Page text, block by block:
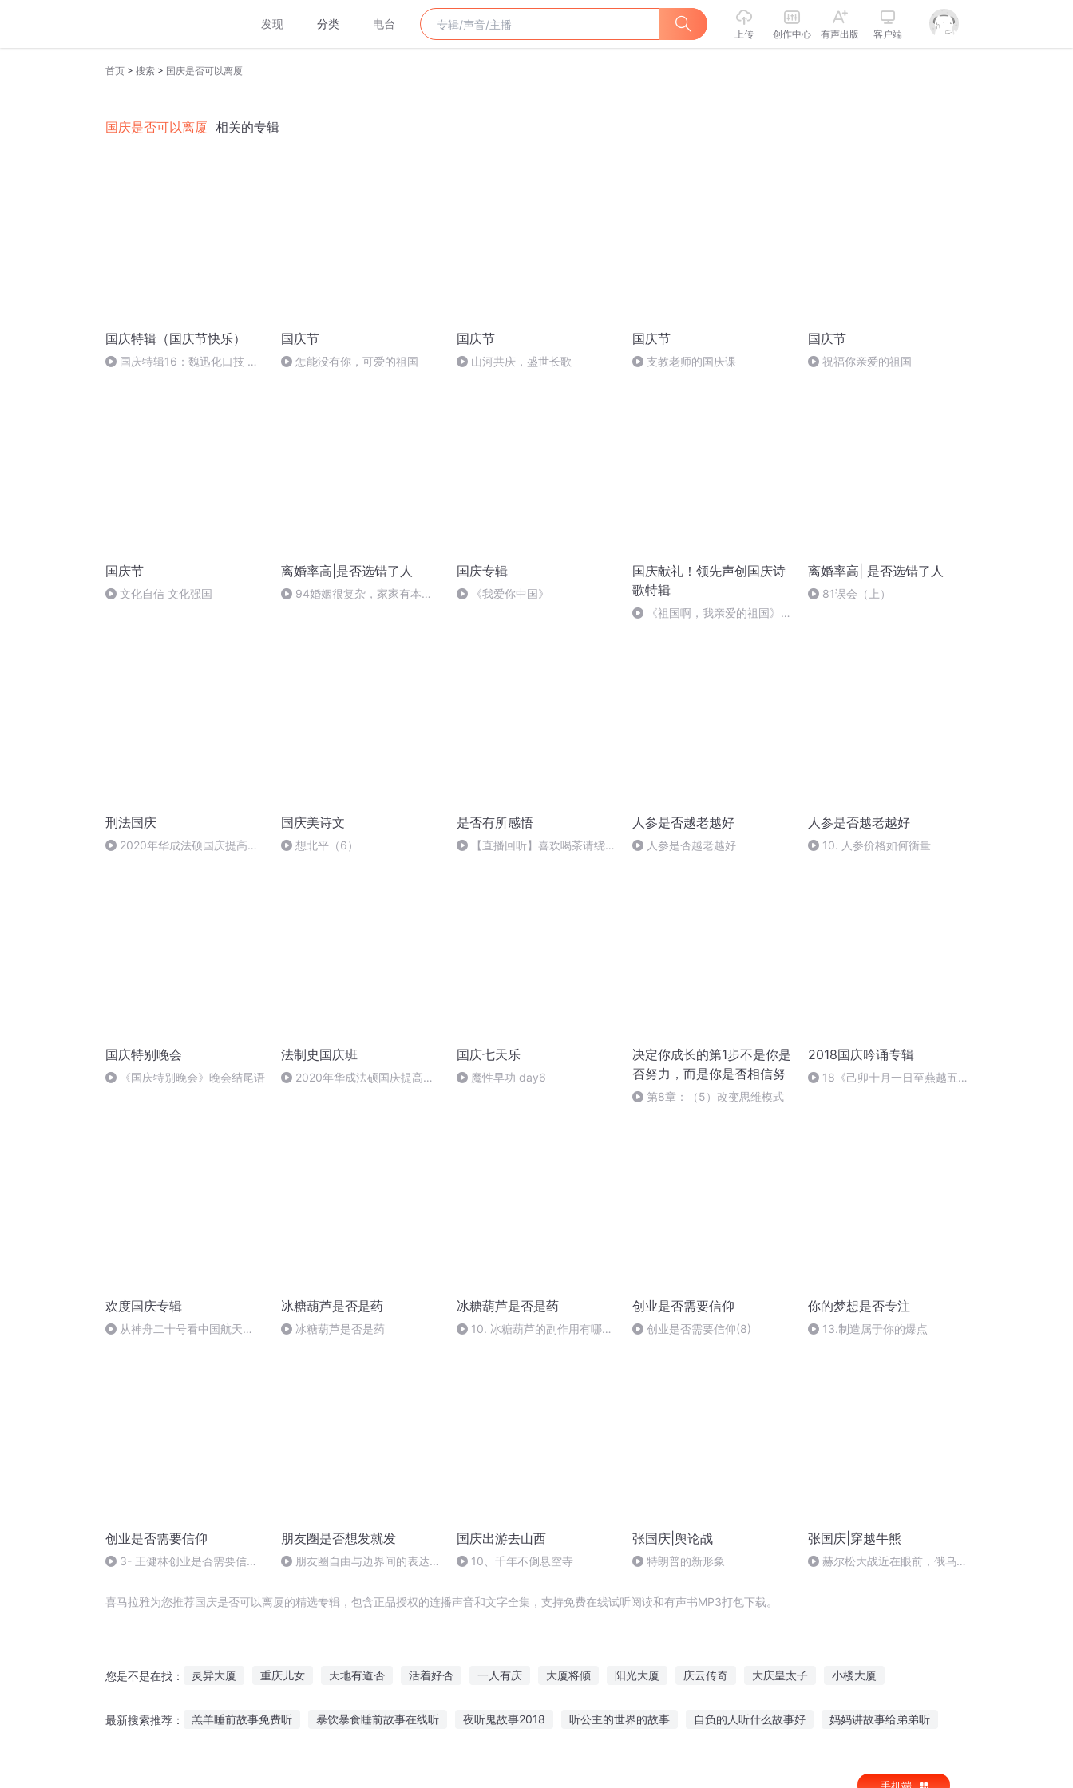
发现 分类 电台
上传 创作中心 有声出版 客户端
首页 > 搜索 > 国庆是否可以离厦
国庆是否可以离厦 相关的专辑
国庆特辑（国庆节快乐）
国庆特辑16：魏迅化口技 二
国庆节
怎能没有你，可爱的祖国
国庆节
山河共庆，盛世长歌
国庆节
支教老师的国庆课
国庆节
祝福你亲爱的祖国
国庆节
文化自信 文化强国
离婚率高|是否选错了人
94婚姻很复杂，家家有本难
国庆专辑
《我爱你中国》
国庆献礼！领先声创国庆诗
歌特辑
《祖国啊，我亲爱的祖国》温
离婚率高| 是否选错了人
81误会（上）
刑法国庆
2020年华成法硕国庆提高班
国庆美诗文
想北平（6）
是否有所感悟
【直播回听】喜欢喝茶请绕道
人参是否越老越好
人参是否越老越好
人参是否越老越好
10. 人参价格如何衡量
国庆特别晚会
《国庆特别晚会》晚会结尾语
法制史国庆班
2020年华成法硕国庆提高班
国庆七天乐
魔性早功 day6
决定你成长的第1步不是你是
否努力，而是你是否相信努
第8章：（5）改变思维模式
2018国庆吟诵专辑
18《己卯十月一日至燕越五
欢度国庆专辑
从神舟二十号看中国航天
冰糖葫芦是否是药
冰糖葫芦是否是药
冰糖葫芦是否是药
10. 冰糖葫芦的副作用有哪
创业是否需要信仰
创业是否需要信仰(8)
你的梦想是否专注
13.制造属于你的爆点
创业是否需要信仰
3- 王健林创业是否需要信仰
朋友圈是否想发就发
朋友圈自由与边界间的表达艺
国庆出游去山西
10、千年不倒悬空寺
张国庆|舆论战
特朗普的新形象
张国庆|穿越牛熊
赫尔松大战近在眼前，俄乌冲
喜马拉雅为您推荐国庆是否可以离厦的精选专辑，包含正品授权的连播声音和文字全集，支持免费在线试听阅读和有声书MP3打包下载。
您是不是在找： 灵异大厦 重庆儿女 天地有道否 活着好否 一人有庆 大厦将倾 阳光大厦 庆云传奇 大庆皇太子 小楼大厦
最新搜索推荐： 羔羊睡前故事免费听 暴饮暴食睡前故事在线听 夜听鬼故事2018 听公主的世界的故事 自负的人听什么故事好 妈妈讲故事给弟弟听